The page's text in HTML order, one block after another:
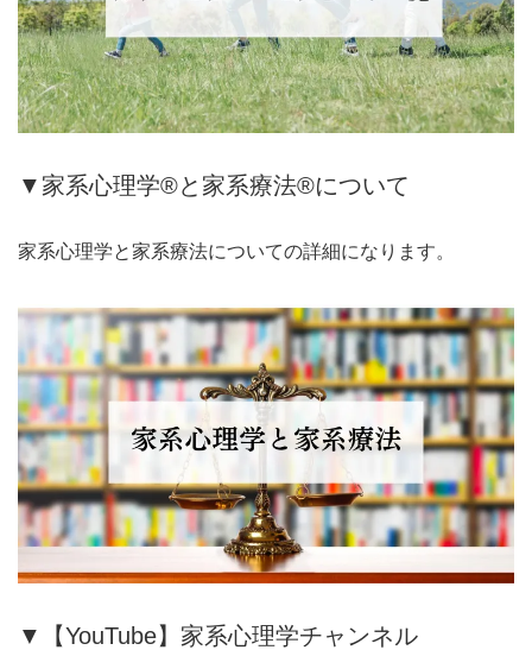
▼家系心理学®と家系療法®について
家系心理学と家系療法についての詳細になります。
▼【YouTube】家系心理学チャンネル